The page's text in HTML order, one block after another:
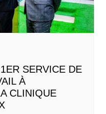
SERVICE DE
À
CLINIQUE